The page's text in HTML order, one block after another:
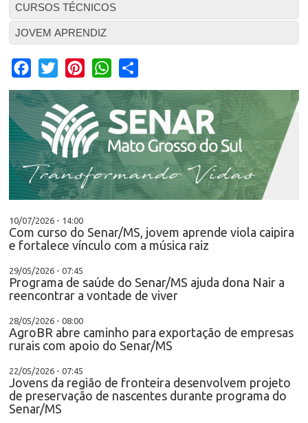
CURSOS TÉCNICOS
JOVEM APRENDIZ
Facebook
Twitter PinterestWhatsApp
10/07/2026 - 14:00
Com curso do Senar/MS, jovem aprende viola caipira
e fortalece vínculo com a música raiz
29/05/2026 - 07:45
Programa de saúde do Senar/MS ajuda dona Nair a
reencontrar a vontade de viver
28/05/2026 - 08:00
AgroBR abre caminho para exportação de empresas
rurais com apoio do Senar/MS
22/05/2026 - 07:45
Jovens da região de fronteira desenvolvem projeto
de preservação de nascentes durante programa do
Senar/MS